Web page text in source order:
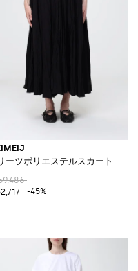
ーツポリエステルスカート
-45%